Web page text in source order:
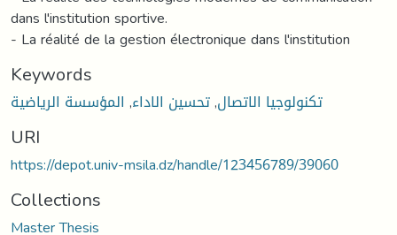
Keywords
تكنولوجيا الاتصال,تحسين الاداء, المؤسسة الرياضية
URI
https://depot.univ-msila.dz/handle/123456789/39060
Collections
Master Thesis